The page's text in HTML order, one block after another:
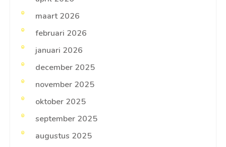
maart 2026
februari 2026
januari 2026
december 2025
november 2025
oktober 2025
september 2025
augustus 2025